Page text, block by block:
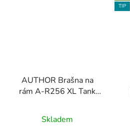
AUTHOR Brašna na
rám A-R256 XL Tank
Skladem
TIP